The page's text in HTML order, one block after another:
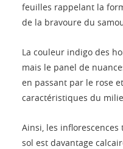
feuilles rappelant la
de la bravoure du
La couleur indigo des
mais le panel de
en passant par le rose
caractéristiques du
Ainsi, les
sol est davantage